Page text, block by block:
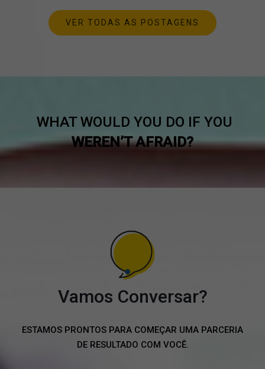
VER TODAS AS POSTAGENS
WHAT WOULD YOU DO IF YOU
WEREN’T AFRAID?
Vamos Conversar?
ESTAMOS PRONTOS PARA COMEÇAR UMA PARCERIA
DE RESULTADO COM VOCÊ.